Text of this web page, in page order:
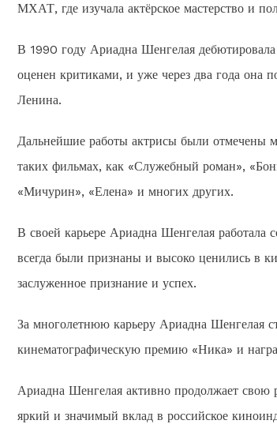
МХАТ, где изучала актёрское мастерство и
В 1990 году Ариадна Шенгелая
оценен критиками, и уже через два года
Ленина.
Дальнейшие работы актрисы были отмечены
таких фильмах, как «Служебный роман»,
«Мичурин», «Елена» и многих других.
В своей карьере Ариадна Шенгелая работала
всегда были признаны и высоко ценились в
заслуженное признание и успех.
За многолетнюю карьеру Ариадна Шенгелая
кинематографическую премию «Ника» и
Ариадна Шенгелая активно продолжает свою
яркий и значимый вклад в российское